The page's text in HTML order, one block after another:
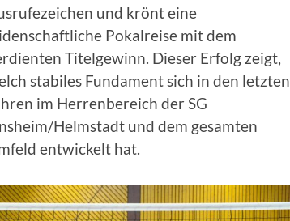
und krönt eine
Pokalreise mit dem
Titelgewinn. Dieser Erfolg zeigt,
stabiles Fundament sich in den letzten
im Herrenbereich der SG
Helmstadt und dem gesamten
entwickelt hat.